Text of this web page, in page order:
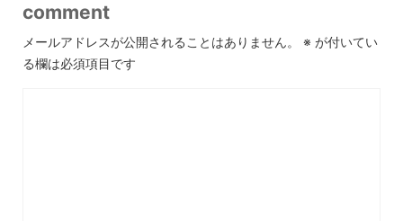
comment
メールアドレスが公開されることはありません。 ※ が付いてい
る欄は必須項目です